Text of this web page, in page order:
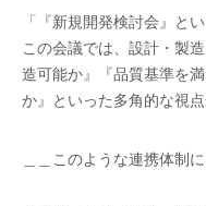
「『新規開発検討会』と
この会議では、設計・製
造可能か』『品質基準を
か』といった多角的な視
＿＿このような連携体制